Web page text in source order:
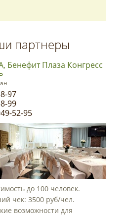
партнеры
Бенефит Плаза Конгресс
97
99
52-95
до 100 человек.
чек: 3500 руб/чел.
возможности для